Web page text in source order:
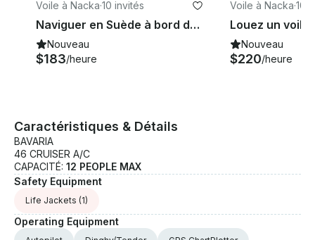
l'archapalago et assurer votre sécurité, votre
divertissement et surtout votre sécurité. Nous avons
même le wifi gratuit à bord. Nous avons 4 cabines et
une cuisine et des salles de bains complètes, mais la
nourriture et les boissons sont en supplément. Les
plateforme de messagerie de GetMyBoat avant de
payer. Cliquez simplement sur « Demande de
réservation » et envoyez-nous une demande pour
une offre personnalisée.
Voile à Nacka·10 invités
Naviguer en Suède à bord d'un fantastique Bavaria 46 Cruiser
Nouveau
$183/heure
Voile à Nacka·10
Nouveau
$220/heure
Caractéristiques & Détails
BAVARIA
46 CRUISER A/C
CAPACITÉ: 12 PEOPLE MAX
Safety Equipment
Life Jackets (1)
Operating Equipment